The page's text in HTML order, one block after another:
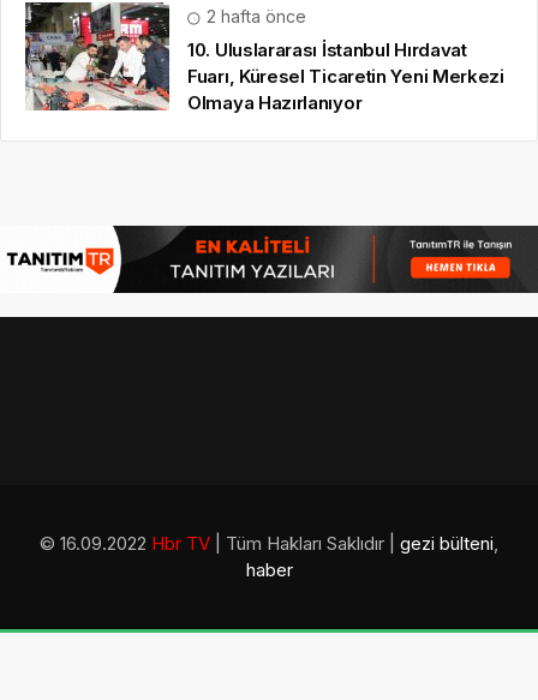
2 hafta önce
10. Uluslararası İstanbul Hırdavat
Fuarı, Küresel Ticaretin Yeni Merkezi
Olmaya Hazırlanıyor
© 16.09.2022 Hbr TV | Tüm Hakları Saklıdır | gezi bülteni
haber